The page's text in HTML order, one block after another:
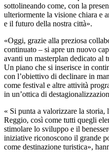
sottolineando come, con la
ulteriormente la visione chiara e
e il futuro della nostra città».
«Oggi, grazie alla preziosa
continuato – si apre un nuovo
avanti un masterplan dedicato al
Un piano che si inserisce in
con l’obiettivo di declinare in
come festival e altre attività
in un’ottica di
« Si punta a valorizzare la
Reggio, così come tutti quegli
stimolare lo sviluppo e il
iniziative riconoscono il grande
come destinazione turistica»,